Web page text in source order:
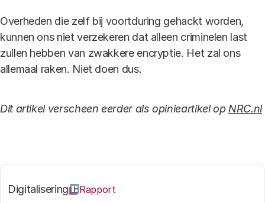
Overheden die zelf bij voortduring gehackt worden,
kunnen ons niet verzekeren dat alleen criminelen last
zullen hebben van zwakkere encryptie. Het zal ons
allemaal raken. Niet doen dus.
Dit artikel verscheen eerder als opinieartikel op NRC.nl
Digitalisering Rapport